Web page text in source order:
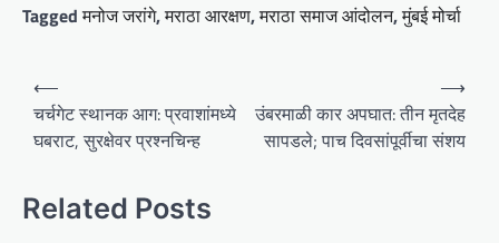
Taggedमनोज जरांगे,मराठा आरक्षण,मराठा समाज आंदोलन,मुंबई मोर्चा
o
n
⟵
चर्चगेट स्थानक आग: प्रवाशांमध्ये
घबराट, सुरक्षेवर प्रश्नचिन्ह
उंबरमाळी कार अपघात: तीन मृतदेह
सापडले; पाच दिवसांपूर्वीचा संशय
⟶
Related Posts